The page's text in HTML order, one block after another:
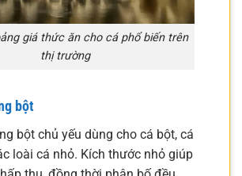
giá thức ăn cho cá phổ biến trên
thị trường
bột
bột chủ yếu dùng cho cá bột, cá
loài cá nhỏ. Kích thước nhỏ giúp